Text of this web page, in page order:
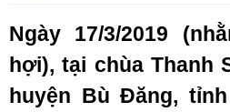
Ngày 17/3/2019
hợi), tại chùa Thanh
huyện Bù Đăng,